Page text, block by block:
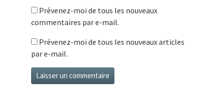
Prévenez-moi de tous les nouveaux
commentaires par e-mail.
Prévenez-moi de tous les nouveaux articles
par e-mail.